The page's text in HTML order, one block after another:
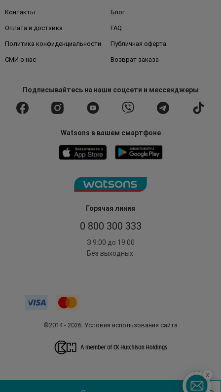
Горячая линия
0 800 300 333
З 9:00 до 19:00
Без выходных
Контакты Блог
Оплата и доставка FAQ
Политика конфиденциальности Публичная оферта
СМИ о нас Возврат заказа
Подписывайтесьна наши соцсети и мессенджеры
Watsons в вашем смартфоне
©2014 - 2026. Условия использования сайта
x